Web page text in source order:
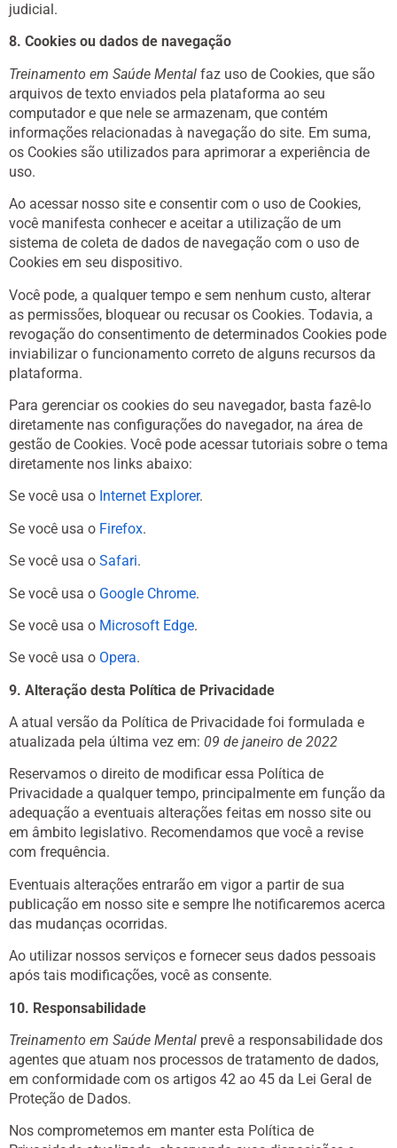
judicial.
8. Cookies ou dados de navegação
Treinamento em Saúde Mental faz uso de Cookies, que são
arquivos de texto enviados pela plataforma ao seu
computador e que nele se armazenam, que contém
informações relacionadas à navegação do site. Em suma,
os Cookies são utilizados para aprimorar a experiência de
uso.
Ao acessar nosso site e consentir com o uso de Cookies,
você manifesta conhecer e aceitar a utilização de um
sistema de coleta de dados de navegação com o uso de
Cookies em seu dispositivo.
Você pode, a qualquer tempo e sem nenhum custo, alterar
as permissões, bloquear ou recusar os Cookies. Todavia, a
revogação do consentimento de determinados Cookies pode
inviabilizar o funcionamento correto de alguns recursos da
plataforma.
Para gerenciar os cookies do seu navegador, basta fazê-lo
diretamente nas configurações do navegador, na área de
gestão de Cookies. Você pode acessar tutoriais sobre o tema
diretamente nos links abaixo:
Se você usa o Internet Explorer.
Se você usa o Firefox.
Se você usa o Safari.
Se você usa o Google Chrome.
Se você usa o Microsoft Edge.
Se você usa o Opera.
9. Alteração desta Política de Privacidade
A atual versão da Política de Privacidade foi formulada e
atualizada pela última vez em: 09 de janeiro de 2022
Reservamos o direito de modificar essa Política de
Privacidade a qualquer tempo, principalmente em função da
adequação a eventuais alterações feitas em nosso site ou
em âmbito legislativo. Recomendamos que você a revise
com frequência.
Eventuais alterações entrarão em vigor a partir de sua
publicação em nosso site e sempre lhe notificaremos acerca
das mudanças ocorridas.
Ao utilizar nossos serviços e fornecer seus dados pessoais
após tais modificações, você as consente.
10. Responsabilidade
Treinamento em Saúde Mental prevê a responsabilidade dos
agentes que atuam nos processos de tratamento de dados,
em conformidade com os artigos 42 ao 45 da Lei Geral de
Proteção de Dados.
Nos comprometemos em manter esta Política de